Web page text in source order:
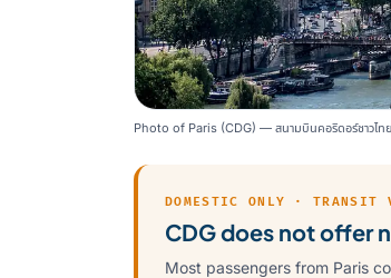
Photo of Paris (CDG) — สนามบินคอริดอร์ชาวไทย
DOMESTIC ONLY · TRANSIT
CDG does not offer
Most passengers from Paris